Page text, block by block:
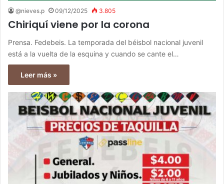
@nieves.p 09/12/2025 3.805
Chiriquí viene por la corona
Prensa. Fedebeis. La temporada del béisbol nacional juvenil
está a la vuelta de la esquina y cuando se cante el…
Leer más »